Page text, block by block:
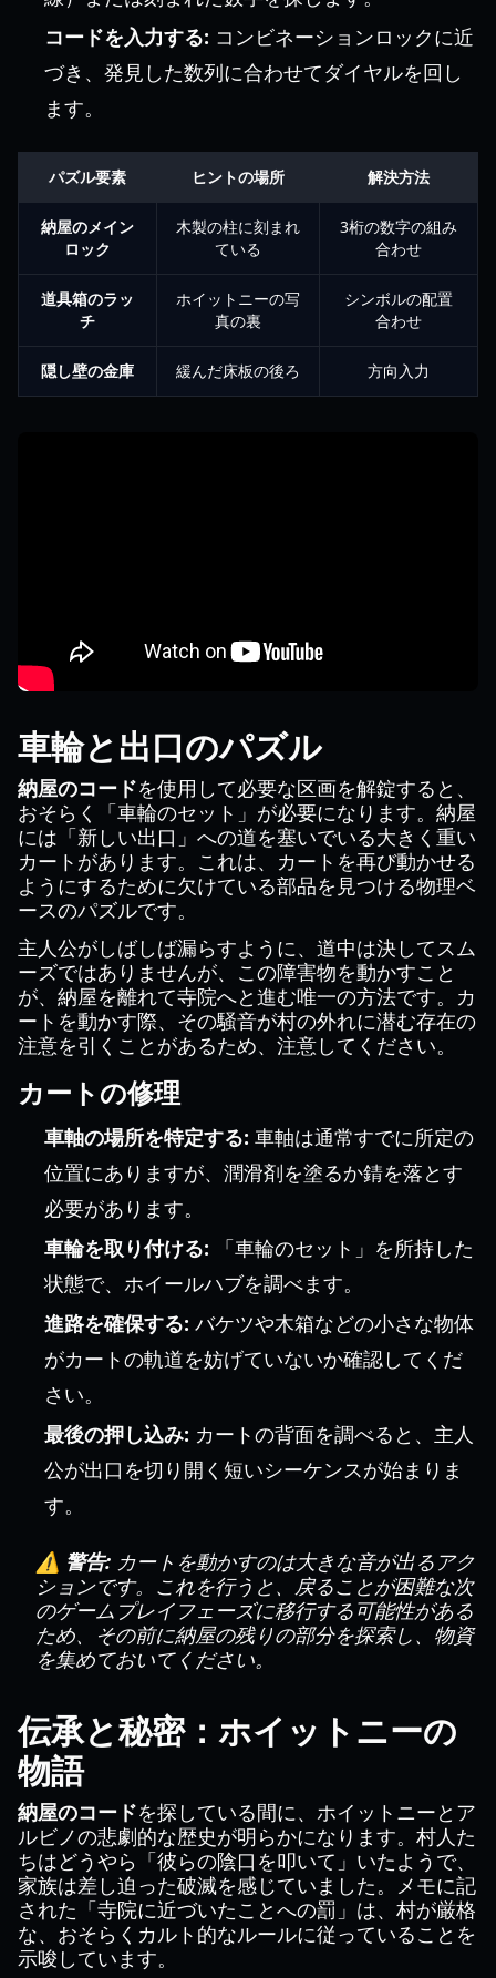
コードを入力する: コンビネーションロックに近
づき、発見した数列に合わせてダイヤルを回し
ます。
パズル要素 ヒントの場所 解決方法
納屋のメイン
ロック
木製の柱に刻まれ
ている
3桁の数字の組み
合わせ
道具箱のラッ
チ
ホイットニーの写
真の裏
シンボルの配置
合わせ
隠し壁の金庫 緩んだ床板の後ろ 方向入力
車輪と出口のパズル
納屋のコードを使用して必要な区画を解錠すると、
おそらく「車輪のセット」が必要になります。納屋
には「新しい出口」への道を塞いでいる大きく重い
カートがあります。これは、カートを再び動かせる
ようにするために欠けている部品を見つける物理ベ
ースのパズルです。
主人公がしばしば漏らすように、道中は決してスム
ーズではありませんが、この障害物を動かすこと
が、納屋を離れて寺院へと進む唯一の方法です。カ
ートを動かす際、その騒音が村の外れに潜む存在の
注意を引くことがあるため、注意してください。
カートの修理
車軸の場所を特定する: 車軸は通常すでに所定の
位置にありますが、潤滑剤を塗るか錆を落とす
必要があります。
車輪を取り付ける: 「車輪のセット」を所持した
状態で、ホイールハブを調べます。
進路を確保する: バケツや木箱などの小さな物体
がカートの軌道を妨げていないか確認してくだ
さい。
最後の押し込み: カートの背面を調べると、主人
公が出口を切り開く短いシーケンスが始まりま
す。
⚠️ 警告: カートを動かすのは大きな音が出るアク
ションです。これを行うと、戻ることが困難な次
のゲームプレイフェーズに移行する可能性がある
ため、その前に納屋の残りの部分を探索し、物資
を集めておいてください。
伝承と秘密：ホイットニーの
物語
納屋のコードを探している間に、ホイットニーとア
ルビノの悲劇的な歴史が明らかになります。村人た
ちはどうやら「彼らの陰口を叩いて」いたようで、
家族は差し迫った破滅を感じていました。メモに記
された「寺院に近づいたことへの罰」は、村が厳格
な、おそらくカルト的なルールに従っていることを
示唆しています。